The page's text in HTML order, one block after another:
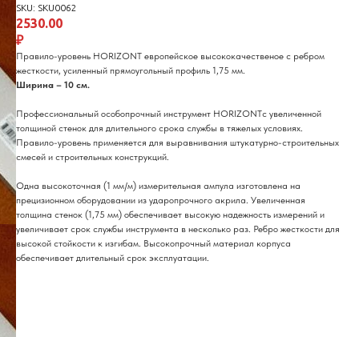
SKU: SKU0062
2530.00
₽
Правило-уровень HORIZONT европейское высококачественое с ребром
жесткости, усиленный прямоугольный профиль 1,75 мм.
Ширина – 10 см.
Профессиональный особопрочный инструмент HORIZONTс увеличенной
толщиной стенок для длительного срока службы в тяжелых условиях.
Правило-уровень применяется для выравнивания штукатурно-строительных
смесей и строительных конструкций.
Одна высокоточная (1 мм/м) измерительная ампула изготовлена на
прецизионном оборудовании из ударопрочного акрила. Увеличенная
толщина стенок (1,75 мм) обеспечивает высокую надежность измерений и
увеличивает срок службы инструмента в несколько раз. Ребро жесткости для
высокой стойкости к изгибам. Высокопрочный материал корпуса
обеспечивает длительный срок эксплуатации.